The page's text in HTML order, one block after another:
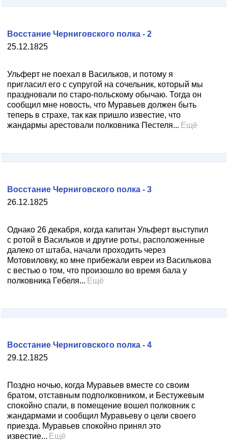
25.12.1825
Восстание Черниговского полка - 2
Ульферт не поехал в Васильков, и потому я
пригласил его с супругой на сочельник, который мы
праздновали по старо-польскому обычаю. Тогда он
сообщил мне новость, что Муравьев должен быть
теперь в страхе, так как пришло известие, что
жандармы арестовали полковника Пестеля... Ещё
26.12.1825
Восстание Черниговского полка - 3
Однако 26 декабря, когда капитан Ульферт выступил
с ротой в Васильков и другие роты, расположенные
далеко от штаба, начали проходить через
Мотовиловку, ко мне прибежали евреи из Василькова
с вестью о том, что произошло во время бала у
полковника Гебеля... Ещё
29.12.1825
Восстание Черниговского полка - 4
Поздно ночью, когда Муравьев вместе со своим
братом, отставным подполковником, и Бестужевым
спокойно спали, в помещение вошел полковник с
жандармами и сообщил Муравьеву о цели своего
приезда. Муравьев спокойно принял это
известие... Ещё